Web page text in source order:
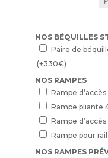
NOS BÉQUILLES
Paire de
(+330€)
NOS RAMPES
Rampe
Rampe pliante
Rampe
Rampe pour
NOS RAMPES